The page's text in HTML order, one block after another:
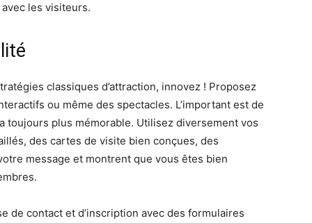
les visiteurs.
classiques d’attraction, innovez ! Proposez
ou même des spectacles. L’important est de
toujours plus mémorable. Utilisez diversement vos
des cartes de visite bien conçues, des
message et montrent que vous êtes bien
de contact et d’inscription avec des formulaires